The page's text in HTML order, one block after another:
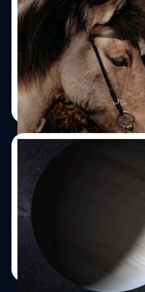
Greta Thunberg ขึ้นปกฉบั
Scandinavia จวกอุตสาหก
มลพิษ
เกรตา ธันเบิร์ก (Greta Thunberg)
แวดล้อมชาวสวีเดน วัย 18 ปี ได้รับเ
นิตยสาร Vogue สแกนดิเนเวีย ซึ่งเ
ฉบับแรก ประจำเดือนสิงหาคม 2021
เบิร์กสวมเทรนช์โค้ตที่ขนาดใหญ่เกิน
ม้าในป่า ธันเบิร์กโพสต์ภาพปกนี้ลงในโ
พร้อมกับข้อความว่า “อุตสาหกรรม
ทำให้เกิดภาวะโลกร้อนและภาวะฉุกเ
พูดถึงผลกระทบที่ทำให้คนงานและชุ
ต้องถูกเอารัดเอาเปรียบในการผลิต
ผลิตขึ้นอย่างรวดเร็ว จำหน่ายในราค
ย่างสนุกสนาน แล้วก็ถูกโยนทิ้ง” ธันเบิ
“หลายแบรนด์เริ่มทำให้อุตสาหกรรมแ
แสดงรับผิดชอบ ด้วยการทุ่มเงินมหาศ
ภาพลักษณ์ให้แบรนด์ อย่างเช่น “ความ
เขียว” (Green) “ความเป็นกลางต่อ
“ความถูกต้อง” แต่บอกตามตรงว่า: มัน
มันคือ ‘การฟอกเขียว’ (Greenwash)
สัมภาษณ์ในนิตยสาร Vogue ว่าเธอไ
หลายปีแล้ว “ครั้งสุดท้ายที่ฉันซื้ออะไร
และมันก็เป็นของมือสอง ฉันใช้วิธีขอยื
ทีมคอนเทนต์ BT| 1824 days ago
Read More
‘กิจการอวกาศ’ กับงานหลา
ไปได้ในไทย
การประกาศ คลอด ‘พรบ.กิจการอวก
มา หลายคนสงสัยว่า การออก พรบ.นี้ใ
สมแล้วหรือไม่ และงานด้านอวกาศนั้น
ส่งผลกับชีวิตเราอย่างไร สำหรับคำตอ
คงไม่อาจตอบได้ แต่เพื่อให้เห็นปลา
และสามมากขึ้น เราจึงรวบรวมข้อมูลเ
มาให้อ่านและทำความเข้าใจกัน
วัฒนา ขจัดสารพัดภัย | 1846 days ago
Read More